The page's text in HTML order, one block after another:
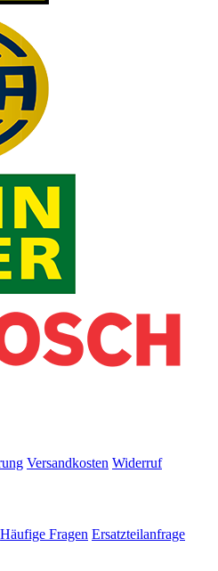
Versandkosten Widerruf
Häufige Fragen Ersatzteilanfrage